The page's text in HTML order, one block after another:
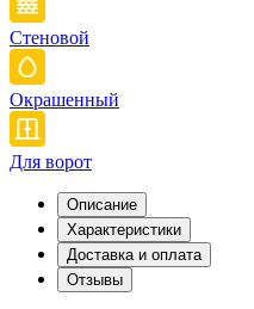
Стеновой
Окрашенный
Для ворот
Описание
Характеристики
Доставка и оплата
Отзывы